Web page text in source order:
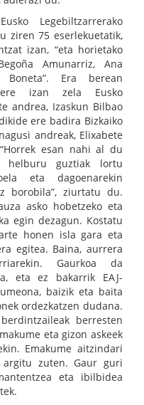
Legebiltzarrerako
ziren 75 eserlekuetatik,
izan, “eta horietako
Amunarriz, Ana
Boneta”. Era berean
izan zela Eusko
andrea, Izaskun Bilbao
ere badira Bizkaiko
andreak, Elixabete
esan nahi al du
helburu guztiak lortu
eta dagoenarekin
borobila”, ziurtatu du.
asko hobetzeko eta
egin dezagun. Kostatu
honen isla gara eta
egitea. Baina, aurrera
Gaurkoa da
eta ez bakarrik EAJ-
baizik eta baita
ordezkatzen dudana.
berresten
eta gizon askeek
Emakume aitzindari
argitu zuten. Gaur guri
eta ibilbidea